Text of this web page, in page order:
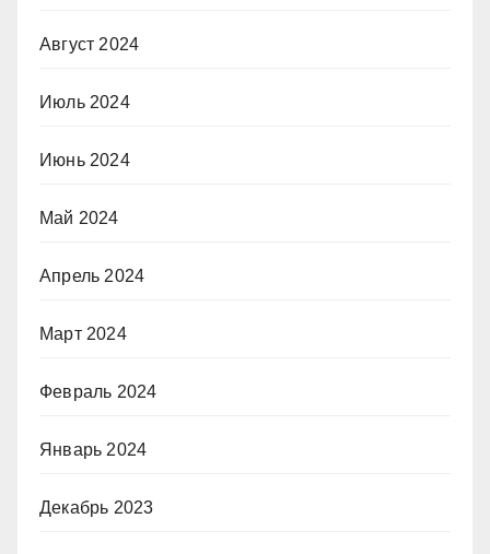
Август 2024
Июль 2024
Июнь 2024
Май 2024
Апрель 2024
Март 2024
Февраль 2024
Январь 2024
Декабрь 2023